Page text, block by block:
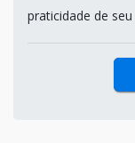
praticidade de